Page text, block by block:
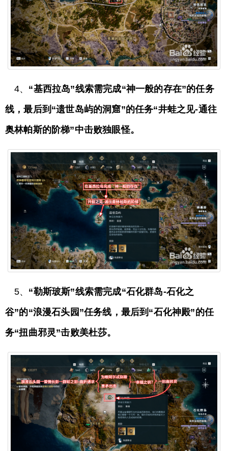
4、 “基西拉岛”线索需完成“神一般的存在”的任务
线，最后到“遗世岛屿的洞窟”的任务“井蛙之见-通往
奥林帕斯的阶梯”中击败独眼怪。
5、 “勒斯玻斯”线索需完成“石化群岛-石化之
谷”的“浪漫石头园”任务线，最后到“石化神殿”的任
务“扭曲邪灵”击败美杜莎。